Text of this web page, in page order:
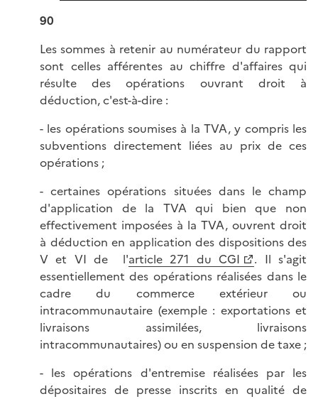
90
Les sommes à retenir au numérateur du rapport
sont celles afférentes au chiffre d'affaires qui
résulte des opérations ouvrant droit à
déduction, c'est-à-dire :
- les opérations soumises à la TVA, y compris les
subventions directement liées au prix de ces
opérations ;
- certaines opérations situées dans le champ
d'application de la TVA qui bien que non
effectivement imposées à la TVA, ouvrent droit
à déduction en application des dispositions des
V et VI de l'article 271 du CGI
. Il s'agit
essentiellement des opérations réalisées dans le
cadre du commerce extérieur ou
intracommunautaire (exemple : exportations et
livraisons assimilées, livraisons
intracommunautaires) ou en suspension de taxe ;
- les opérations d'entremise réalisées par les
dépositaires de presse inscrits en qualité de